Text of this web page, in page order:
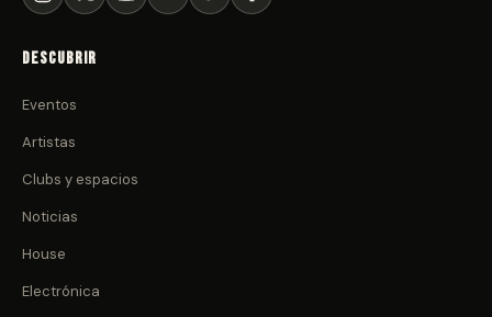
Descubrir
Eventos
Artistas
Clubs y espacios
Noticias
House
Electrónica